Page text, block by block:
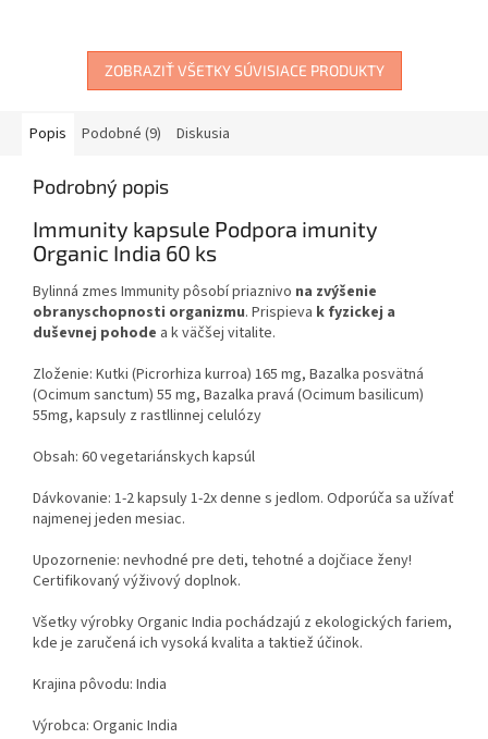
ZOBRAZIŤ VŠETKY SÚVISIACE PRODUKTY
Popis Podobné (9) Diskusia
Podrobný popis
Immunity kapsule Podpora imunity
Organic India 60 ks
Bylinná zmes Immunity pôsobí priaznivo na zvýšenie
obranyschopnosti organizmu. Prispieva k fyzickej a
duševnej pohode a k väčšej vitalite.
Zloženie: Kutki (Picrorhiza kurroa) 165 mg, Bazalka posvätná
(Ocimum sanctum) 55 mg, Bazalka pravá (Ocimum basilicum)
55mg, kapsuly z rastllinnej celulózy
Obsah: 60 vegetariánskych kapsúl
Dávkovanie: 1-2 kapsuly 1-2x denne s jedlom. Odporúča sa užívať
najmenej jeden mesiac.
Upozornenie: nevhodné pre deti, tehotné a dojčiace ženy!
Certifikovaný výživový doplnok.
Všetky výrobky Organic India pochádzajú z ekologických fariem,
kde je zaručená ich vysoká kvalita a taktiež účinok.
Krajina pôvodu: India
Výrobca: Organic India